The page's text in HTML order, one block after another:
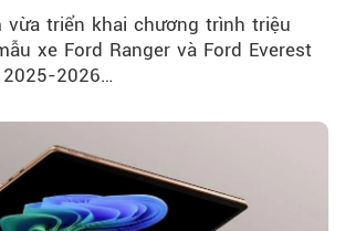
vừa triển khai chương trình triệu
xe Ford Ranger và Ford Everest
2026…